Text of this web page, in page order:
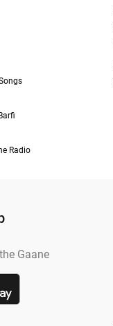
Radio
Gaane